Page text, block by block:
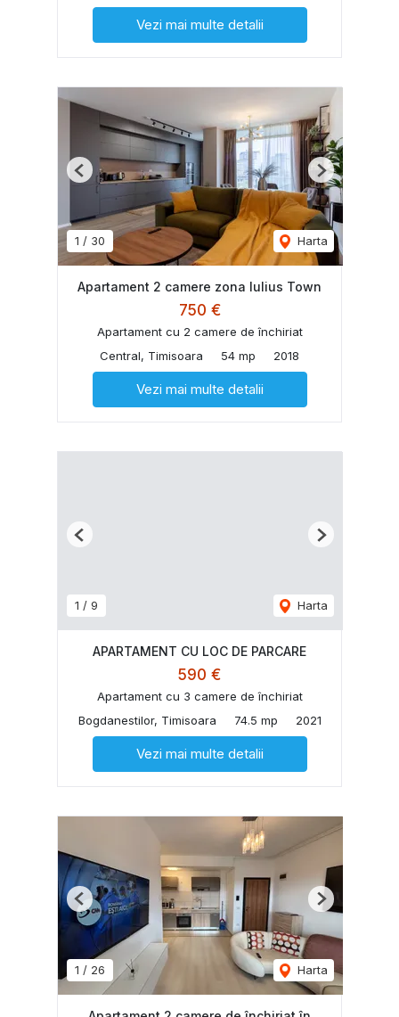
Vezi mai multe detalii
1 / 30 Harta
Previous Next
Apartament 2 camere zona Iulius Town
750 €
Apartament cu 2 camere de închiriat
Central, Timisoara
54 mp 2018
Vezi mai multe detalii
1 / 9 Harta
Previous Next
APARTAMENT CU LOC DE PARCARE
590 €
Apartament cu 3 camere de închiriat
Bogdanestilor, Timisoara
74.5 mp 2021
Vezi mai multe detalii
1 / 26 Harta
Previous Next